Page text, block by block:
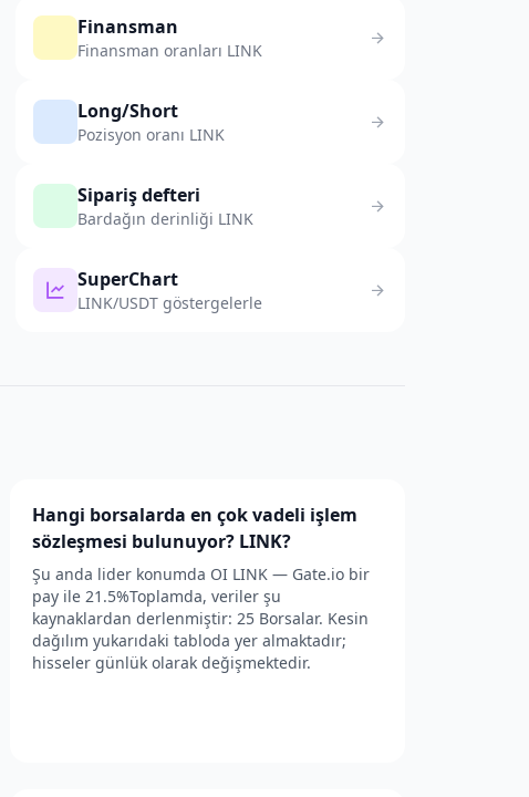
Finansman
Finansman oranları LINK
Long/Short
Pozisyon oranı LINK
Sipariş defteri
Bardağın derinliği LINK
SuperChart
LINK/USDT göstergelerle
Hangi borsalarda en çok vadeli işlem
sözleşmesi bulunuyor? LINK?
Şu anda lider konumda OI LINK — Gate.io bir
pay ile 21.5%Toplamda, veriler şu
kaynaklardan derlenmiştir: 25 Borsalar. Kesin
dağılım yukarıdaki tabloda yer almaktadır;
hisseler günlük olarak değişmektedir.